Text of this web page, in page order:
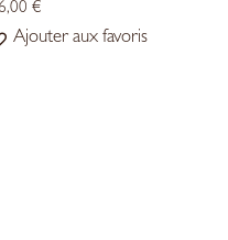
€
Ajouter aux favoris